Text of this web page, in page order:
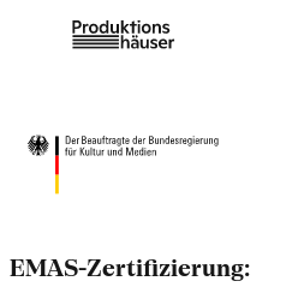
EMAS-Zertifizierung: